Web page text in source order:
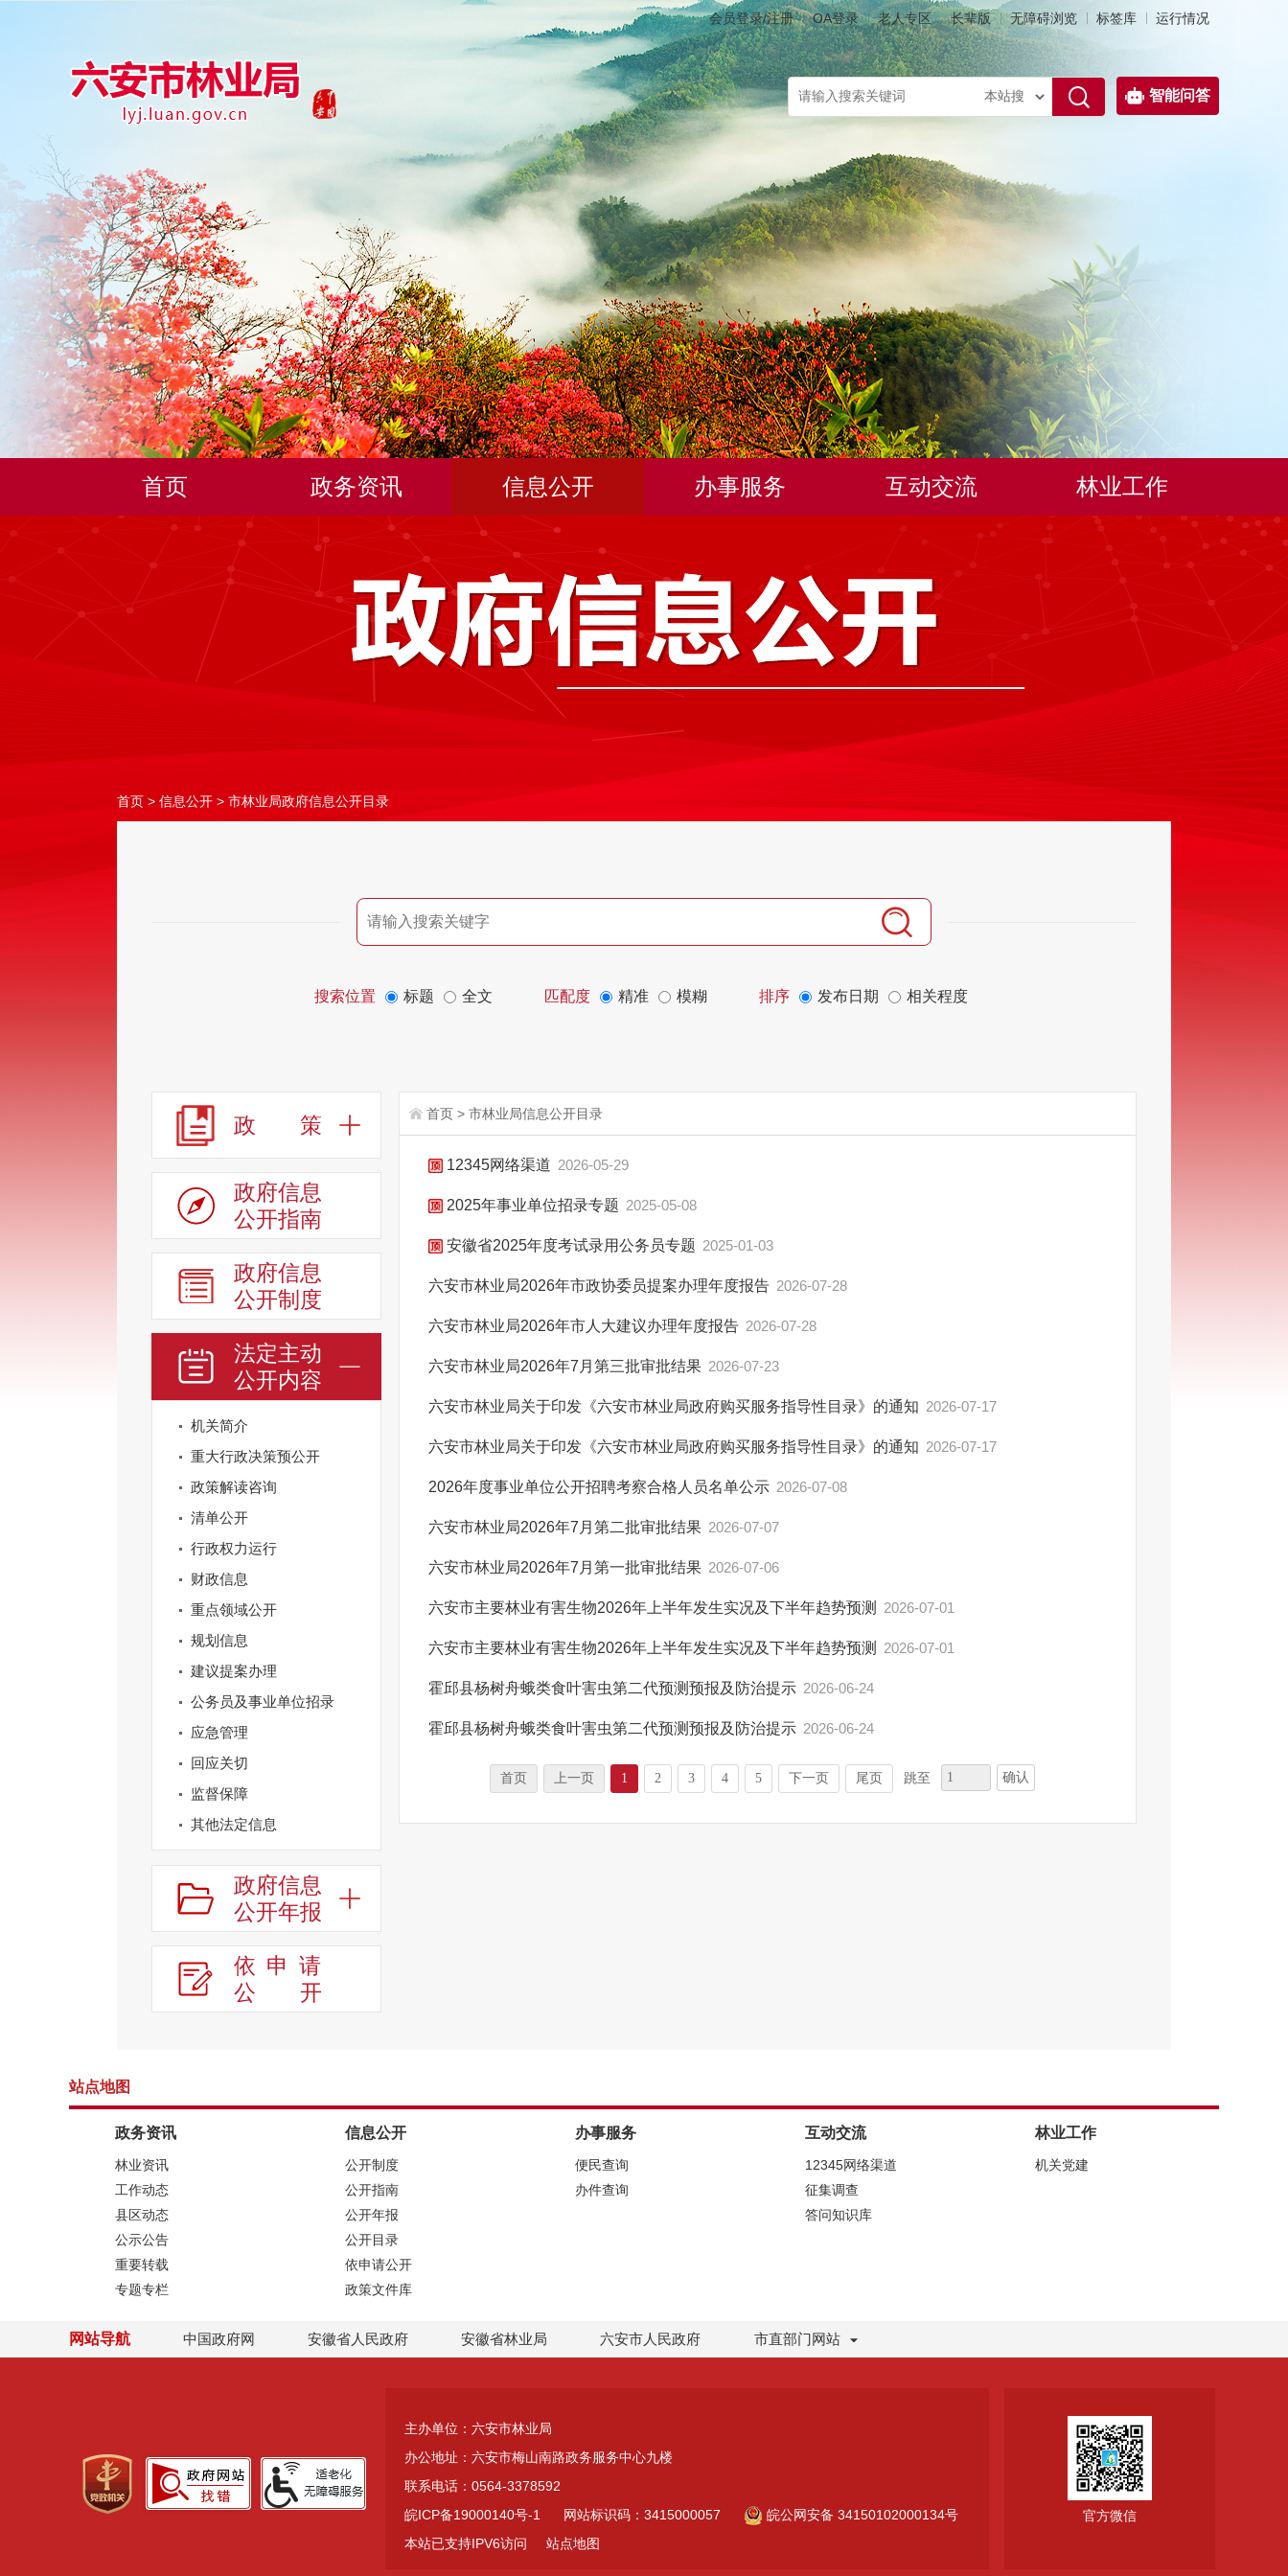
会员登录/注册 OA登录 老人专区 长辈版 无障碍浏览 标签库 运行情况
智能问答
首页 政务资讯 信息公开 办事服务 互动交流 林业工作
首页 > 信息公开 > 市林业局政府信息公开目录
搜索位置 标题 全文 匹配度 精准 模糊 排序 发布日期 相关程度
政 策
政府信息
公开指南
政府信息
公开制度
法定主动
公开内容
机关简介
重大行政决策预公开
政策解读咨询
清单公开
行政权力运行
财政信息
重点领域公开
规划信息
建议提案办理
公务员及事业单位招录
应急管理
回应关切
监督保障
其他法定信息
政府信息
公开年报
依申请
公
开
首页 > 市林业局信息公开目录
12345网络渠道 2026-05-29
2025年事业单位招录专题 2025-05-08
安徽省2025年度考试录用公务员专题 2025-01-03
六安市林业局2026年市政协委员提案办理年度报告 2026-07-28
六安市林业局2026年市人大建议办理年度报告 2026-07-28
六安市林业局2026年7月第三批审批结果 2026-07-23
六安市林业局关于印发《六安市林业局政府购买服务指导性目录》的通知 2026-07-17
六安市林业局关于印发《六安市林业局政府购买服务指导性目录》的通知 2026-07-17
2026年度事业单位公开招聘考察合格人员名单公示 2026-07-08
六安市林业局2026年7月第二批审批结果 2026-07-07
六安市林业局2026年7月第一批审批结果 2026-07-06
六安市主要林业有害生物2026年上半年发生实况及下半年趋势预测 2026-07-01
六安市主要林业有害生物2026年上半年发生实况及下半年趋势预测 2026-07-01
霍邱县杨树舟蛾类食叶害虫第二代预测预报及防治提示 2026-06-24
霍邱县杨树舟蛾类食叶害虫第二代预测预报及防治提示 2026-06-24
首页 上一页 1 2 3 4 5 下一页 尾页 跳至 确认
站点地图
政务资讯
林业资讯
工作动态
县区动态
公示公告
重要转载
专题专栏
信息公开
公开制度
公开指南
公开年报
公开目录
依申请公开
政策文件库
办事服务
便民查询
办件查询
互动交流
12345网络渠道
征集调查
答问知识库
林业工作
机关党建
网站导航 中国政府网 安徽省人民政府 安徽省林业局 六安市人民政府 市直部门网站
主办单位：六安市林业局
办公地址：六安市梅山南路政务服务中心九楼
联系电话：0564-3378592
皖ICP备19000140号-1
网站标识码：3415000057
皖公网安备 34150102000134号
本站已支持IPV6访问
站点地图
官方微信